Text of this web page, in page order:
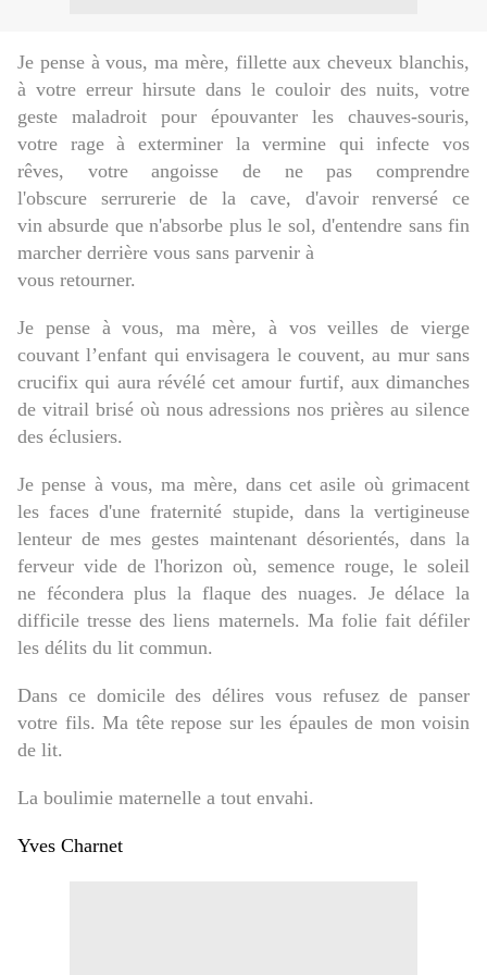
Je pense à vous, ma mère, fillette aux cheveux blanchis,
à votre erreur hirsute dans le couloir des nuits, votre
geste maladroit pour épouvanter les chauves-souris,
votre rage à exterminer la vermine qui infecte vos
rêves, votre angoisse de ne pas comprendre
l'obscure serrurerie de la cave, d'avoir renversé ce
vin absurde que n'absorbe plus le sol, d'entendre sans fin
marcher derrière vous sans parvenir à
vous retourner.
Je pense à vous, ma mère, à vos veilles de vierge
couvant l’enfant qui envisagera le couvent, au mur sans
crucifix qui aura révélé cet amour furtif, aux dimanches
de vitrail brisé où nous adressions nos prières au silence
des éclusiers.
Je pense à vous, ma mère, dans cet asile où grimacent
les faces d'une fraternité stupide, dans la vertigineuse
lenteur de mes gestes maintenant désorientés, dans la
ferveur vide de l'horizon où, semence rouge, le soleil
ne fécondera plus la flaque des nuages. Je délace la
difficile tresse des liens maternels. Ma folie fait défiler
les délits du lit commun.
Dans ce domicile des délires vous refusez de panser
votre fils. Ma tête repose sur les épaules de mon voisin
de lit.
La boulimie maternelle a tout envahi.
Yves Charnet